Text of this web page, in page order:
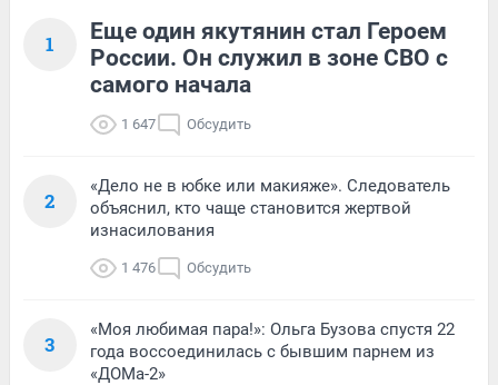
1
Еще один якутянин стал Героем
России. Он служил в зоне СВО с
самого начала
1 647 Обсудить
2
«Дело не в юбке или макияже». Следователь
объяснил, кто чаще становится жертвой
изнасилования
1 476 Обсудить
3
«Моя любимая пара!»: Ольга Бузова спустя 22
года воссоединилась с бывшим парнем из
«ДОМа-2»